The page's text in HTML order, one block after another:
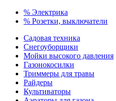
% Электрика
% Розетки, выключатели
Садовая техника
Снегоуборщики
Мойки высокого давления
Газонокосилки
Триммеры для травы
Райдеры
Культиваторы